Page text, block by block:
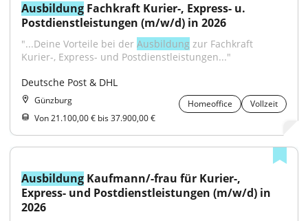
Ausbildung Fachkraft Kurier-, Express- u.
Postdienstleistungen (m/w/d) in 2026
"...Deine Vorteile bei der Ausbildung zur Fachkraft
Kurier-, Express- und Postdienstleistungen..."
Deutsche Post & DHL
Günzburg Homeoffice
Vollzeit
Von 21.100,00 € bis 37.900,00 €
Ausbildung Kaufmann/-frau für Kurier-,
Express- und Postdienstleistungen (m/w/d) in
2026